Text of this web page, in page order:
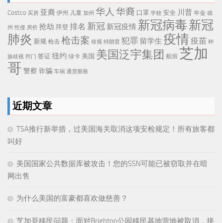
Costco 买房 亚裔 伊州 儿童 加州 华人 华裔 口罩 学校 安全 川普 年金 德
州 性侵 房价 抢劫 拜登 排名 新冠 新冠疫情 新冠病毒新冠
肺炎 新规 枪击 枪击案 歧视 特朗普 犯罪 留学生 疫情 疫苗 种
族歧视 窍门 签证 纽约 绿卡 美国 美国泛宇集团 航班 芝加
哥 警察 诈骗 车祸 通货膨胀
近期文章
TSA推行新举措，过美国海关取消这项安检规定！所有旅客都
叫好
美国国家公共数据库被攻击！您的SSN可能已被窃取并在暗
网出售
为什么美国的富豪都喜欢做慈善？
芝加哥移民问题：面对Brighton公园移民基地营地被取消，接